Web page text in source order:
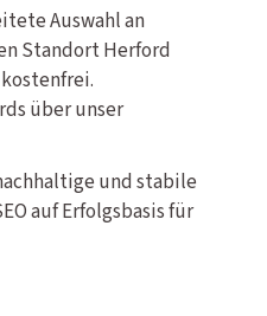
Auswahl an
Standort Herford
über unser
und stabile
auf Erfolgsbasis für